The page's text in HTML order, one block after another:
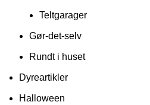
Teltgarager
Gør-det-selv
Rundt i huset
Dyreartikler
Halloween